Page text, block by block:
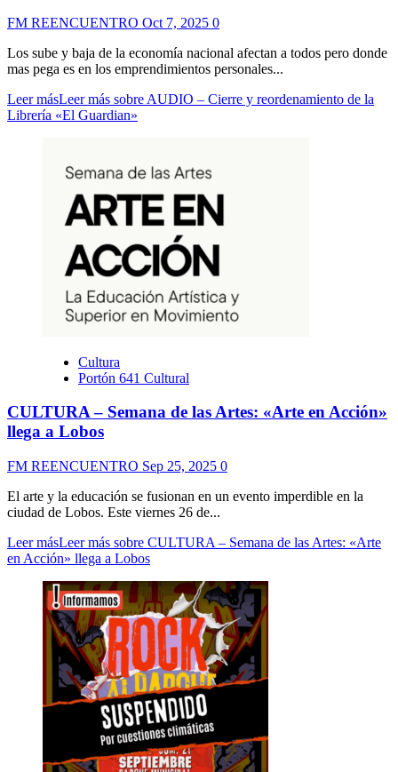
FM REENCUENTRO Oct 7, 2025 0
Los sube y baja de la economía nacional afectan a todos pero donde
mas pega es en los emprendimientos personales...
Leer másLeer más sobre AUDIO – Cierre y reordenamiento de la
Librería «El Guardian»
Cultura
Portón 641 Cultural
CULTURA – Semana de las Artes: «Arte en Acción»
llega a Lobos
FM REENCUENTRO Sep 25, 2025 0
El arte y la educación se fusionan en un evento imperdible en la
ciudad de Lobos. Este viernes 26 de...
Leer másLeer más sobre CULTURA – Semana de las Artes: «Arte
en Acción» llega a Lobos